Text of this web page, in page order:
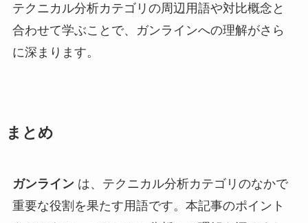
テクニカル分析カテゴリの周辺用語や対比概念と
合わせて学ぶことで、ガンラインへの理解がさら
に深まります。
まとめ
ガンラインは、テクニカル分析カテゴリのなかで
重要な役割を果たす用語です。本記事のポイント